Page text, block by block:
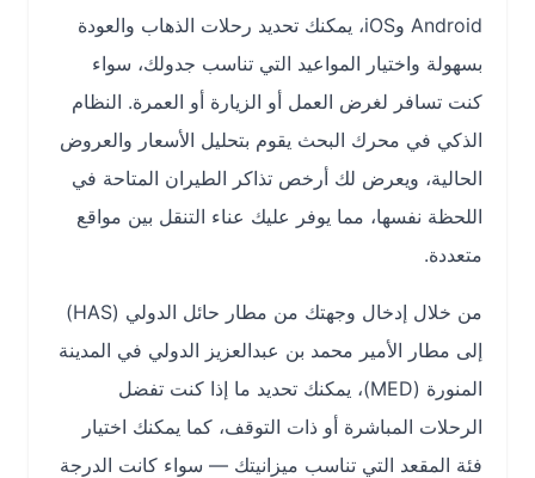
Android وiOS، يمكنك تحديد رحلات الذهاب والعودة
بسهولة واختيار المواعيد التي تناسب جدولك، سواء
كنت تسافر لغرض العمل أو الزيارة أو العمرة. النظام
الذكي في محرك البحث يقوم بتحليل الأسعار والعروض
الحالية، ويعرض لك أرخص تذاكر الطيران المتاحة في
اللحظة نفسها، مما يوفر عليك عناء التنقل بين مواقع
متعددة.
من خلال إدخال وجهتك من مطار حائل الدولي (HAS)
إلى مطار الأمير محمد بن عبدالعزيز الدولي في المدينة
المنورة (MED)، يمكنك تحديد ما إذا كنت تفضل
الرحلات المباشرة أو ذات التوقف، كما يمكنك اختيار
فئة المقعد التي تناسب ميزانيتك — سواء كانت الدرجة